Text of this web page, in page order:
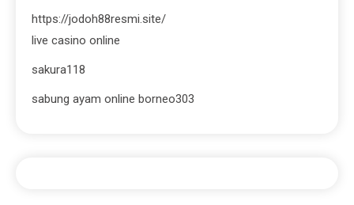
https://jodoh88resmi.site/
live casino online
sakura118
sabung ayam online borneo303